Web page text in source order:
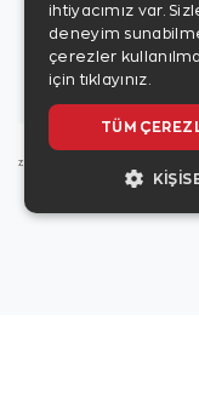
Copyright ©
Zen
Turquality
ihtiyacımız var.
deneyim
çerezler
için tıklayınız.
TÜM